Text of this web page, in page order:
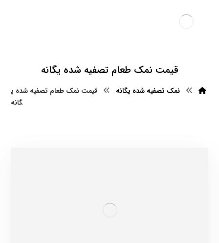
قیمت نمک طعام تصفیه شده یگانه
نمک تصفیه شده یگانه
قیمت نمک طعام تصفیه شده ی
گانه